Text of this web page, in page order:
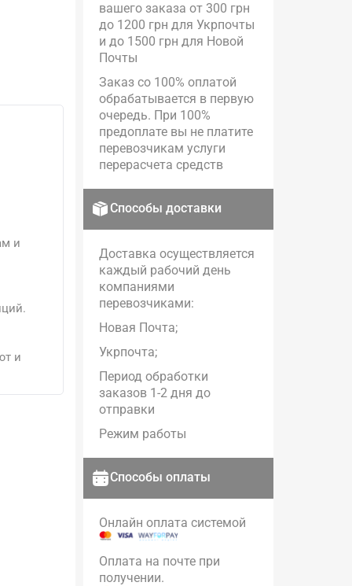
и
и
вашего заказа от 300 грн
до 1200 грн для Укрпочты
и до 1500 грн для Новой
Почты
Заказ со 100% оплатой
обрабатывается в первую
очередь. При 100%
предоплате вы не платите
перевозчикам услуги
перерасчета средств
Способы доставки
Доставка осуществляется
каждый рабочий день
компаниями
перевозчиками:
Новая Почта;
Укрпочта;
Период обработки
заказов 1-2 дня до
отправки
Режим работы
Способы оплаты
Онлайн оплата системой
Оплата на почте при
получении.